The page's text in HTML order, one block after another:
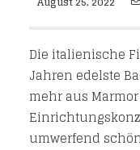
Die italienische
Jahren edelste
mehr aus
umwerfend